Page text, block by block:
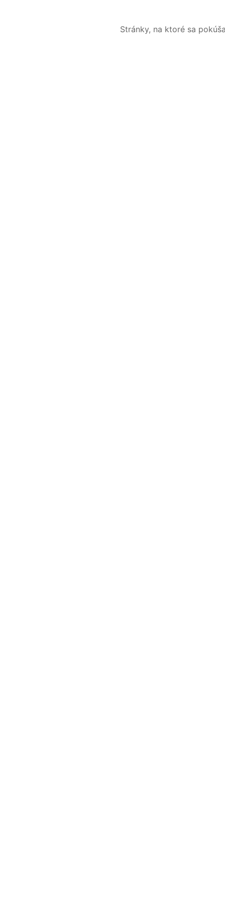
Stránky, na ktoré sa